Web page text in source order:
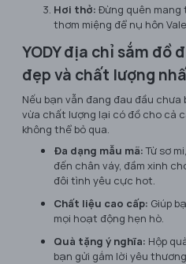
Hơi thở: Đừng quên mang
thơm miệng để nụ hôn
YODY địa chỉ sắm đồ
đẹp và chất lượng
Nếu bạn vẫn đang đau đầu chưa
vừa chất lượng lại có đồ cho cả
không thể bỏ qua.
Đa dạng mẫu mã:Từ sơ
đến chân váy, đầm xinh
đôi tình yêu cực hot.
Chất liệu cao cấp: Giúp
mọi hoạt động hẹn hò.
Quà tặng ý nghĩa: Hộp
bạn gửi gắm lời yêu